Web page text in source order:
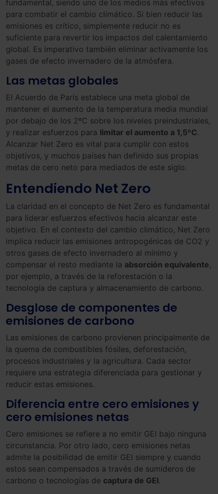
fundamental, siendo uno de los medios más efectivos
para combatir el cambio climático. Si bien reducir las
emisiones es crítico, simplemente reducir no es
suficiente para revertir los impactos del calentamiento
global. Es imperativo también eliminar activamente los
gases de efecto invernadero de la atmósfera.
Las metas globales
El Acuerdo de París establece una meta global de
mantener el aumento de la temperatura media mundial
por debajo de los 2ºC sobre los niveles preindustriales,
y realizar esfuerzos para limitar el aumento a 1,5ºC.
Alcanzar Net Zero es vital para cumplir con estos
objetivos, y muchos países han definido sus propias
metas de cero neto para mediados de este siglo.
Entendiendo Net Zero
La claridad en el concepto de Net Zero es fundamental
para liderar esfuerzos efectivos hacia alcanzar este
objetivo. En el contexto del cambio climático, Net Zero
implica reducir las emisiones antropogénicas de CO2 y
otros gases de efecto invernadero al mínimo y
compensar el resto mediante la absorción equivalente,
por ejemplo, a través de la reforestación o la
tecnología de captura y almacenamiento de carbono.
Desglose de componentes de
emisiones de carbono
Las emisiones de carbono provienen principalmente de
la quema de combustibles fósiles, deforestación,
procesos industriales y la agricultura. Cada sector
requiere una estrategia diferenciada para gestionar y
reducir estas emisiones.
Diferencia entre cero emisiones y
cero emisiones netas
Cero emisiones se refiere a no emitir GEI bajo ninguna
circunstancia. Por otro lado, cero emisiones netas
admite la posibilidad de emitir GEI siempre y cuando
estos sean compensados a través de sumideros de
carbono o tecnologías de captura de GEI.